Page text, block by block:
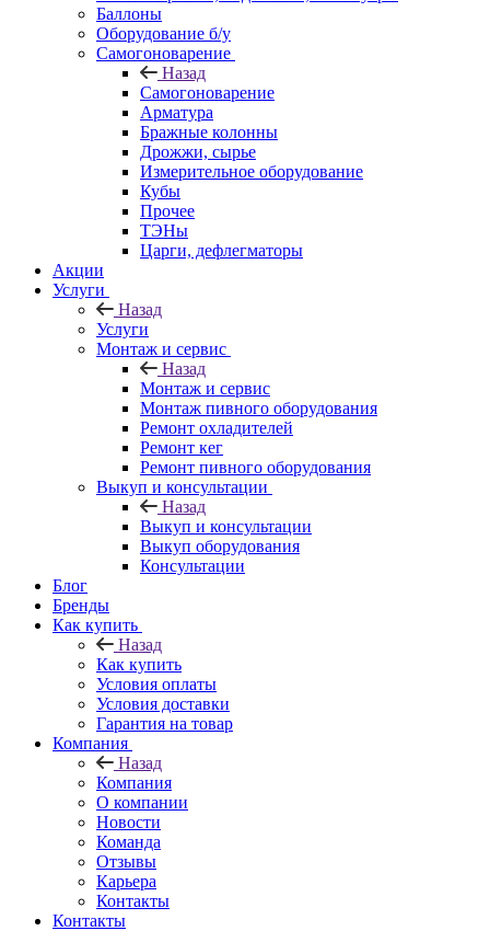
Баллоны
Оборудование б/у
Самогоноварение
Назад
Самогоноварение
Арматура
Бражные колонны
Дрожжи, сырье
Измерительное оборудование
Кубы
Прочее
ТЭНы
Царги, дефлегматоры
Акции
Услуги
Назад
Услуги
Монтаж и сервис
Назад
Монтаж и сервис
Монтаж пивного оборудования
Ремонт охладителей
Ремонт кег
Ремонт пивного оборудования
Выкуп и консультации
Назад
Выкуп и консультации
Выкуп оборудования
Консультации
Блог
Бренды
Как купить
Назад
Как купить
Условия оплаты
Условия доставки
Гарантия на товар
Компания
Назад
Компания
О компании
Новости
Команда
Отзывы
Карьера
Контакты
Контакты